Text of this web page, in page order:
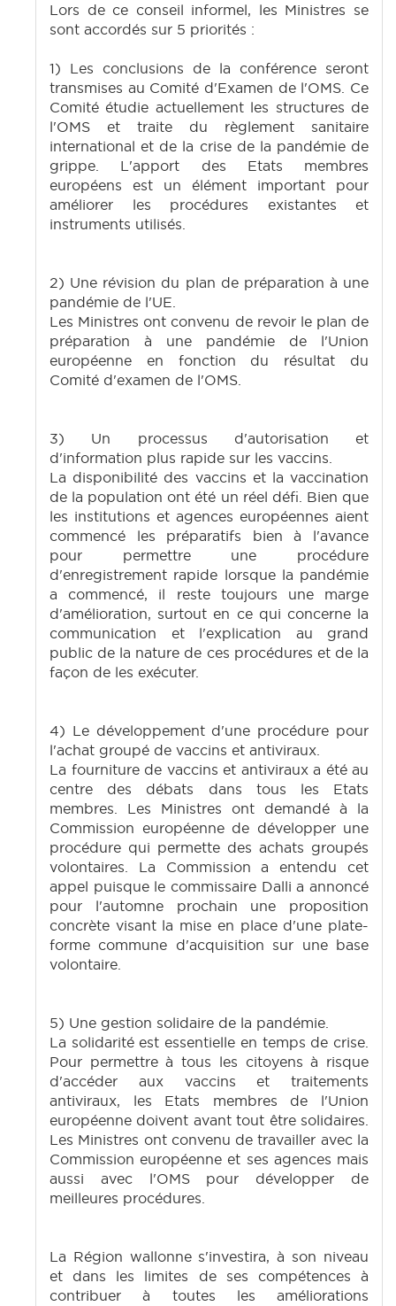
Lors de ce conseil informel, les Ministres se
sont accordés sur 5 priorités :
1) Les conclusions de la conférence seront
transmises au Comité d'Examen de l'OMS. Ce
Comité étudie actuellement les structures de
l'OMS et traite du règlement sanitaire
international et de la crise de la pandémie de
grippe. L'apport des Etats membres
européens est un élément important pour
améliorer les procédures existantes et
instruments utilisés.
2) Une révision du plan de préparation à une
pandémie de l'UE.
Les Ministres ont convenu de revoir le plan de
préparation à une pandémie de l'Union
européenne en fonction du résultat du
Comité d'examen de l'OMS.
3) Un processus d'autorisation et
d'information plus rapide sur les vaccins.
La disponibilité des vaccins et la vaccination
de la population ont été un réel défi. Bien que
les institutions et agences européennes aient
commencé les préparatifs bien à l'avance
pour permettre une procédure
d'enregistrement rapide lorsque la pandémie
a commencé, il reste toujours une marge
d'amélioration, surtout en ce qui concerne la
communication et l'explication au grand
public de la nature de ces procédures et de la
façon de les exécuter.
4) Le développement d'une procédure pour
l'achat groupé de vaccins et antiviraux.
La fourniture de vaccins et antiviraux a été au
centre des débats dans tous les Etats
membres. Les Ministres ont demandé à la
Commission européenne de développer une
procédure qui permette des achats groupés
volontaires. La Commission a entendu cet
appel puisque le commissaire Dalli a annoncé
pour l'automne prochain une proposition
concrète visant la mise en place d'une plate-
forme commune d'acquisition sur une base
volontaire.
5) Une gestion solidaire de la pandémie.
La solidarité est essentielle en temps de crise.
Pour permettre à tous les citoyens à risque
d'accéder aux vaccins et traitements
antiviraux, les Etats membres de l'Union
européenne doivent avant tout être solidaires.
Les Ministres ont convenu de travailler avec la
Commission européenne et ses agences mais
aussi avec l'OMS pour développer de
meilleures procédures.
La Région wallonne s'investira, à son niveau
et dans les limites de ses compétences à
contribuer à toutes les améliorations